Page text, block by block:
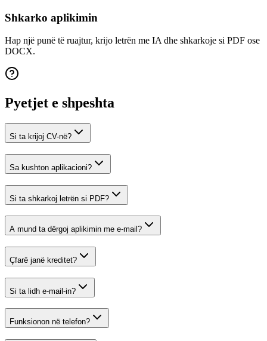
Shkarko aplikimin
Hap një punë të ruajtur, krijo letrën me IA dhe shkarkoje si PDF ose
DOCX.
Pyetjet e shpeshta
Si ta krijoj CV-në?
Sa kushton aplikacioni?
Si ta shkarkoj letrën si PDF?
A mund ta dërgoj aplikimin me e-mail?
Çfarë janë kreditet?
Si ta lidh e-mail-in?
Funksionon në telefon?